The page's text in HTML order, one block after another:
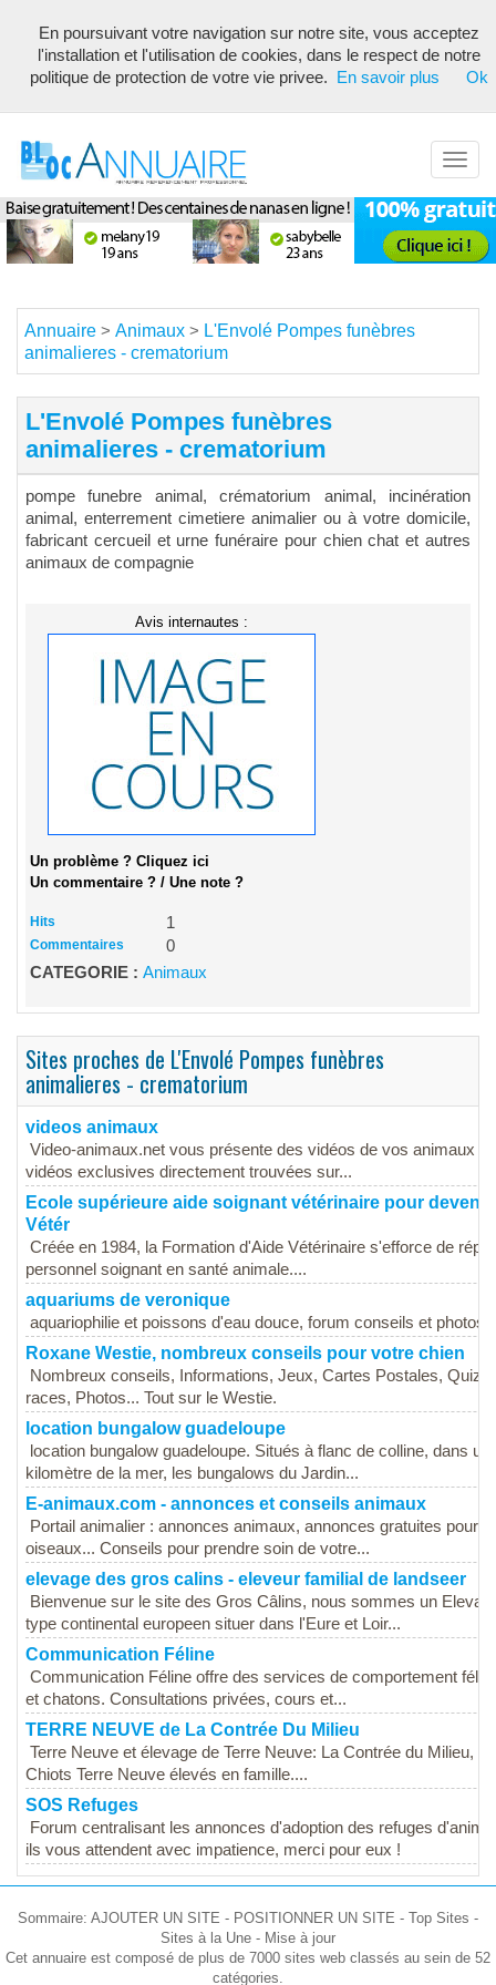
Annuaire référencement pour les webmasters, optimisé seo avec
description unique de votre fiche pour proposer du contenu pertinent
pour les moteurs de recherche ! Optimiser vos fiches
Annuaire > Animaux > L'Envolé Pompes funèbres
animalieres - crematorium
L'Envolé Pompes funèbres
animalieres - crematorium
pompe funebre animal, crématorium animal, incinération
animal, enterrement cimetiere animalier ou à votre domicile,
fabricant cercueil et urne funéraire pour chien chat et autres
animaux de compagnie
Avis internautes :
Un problème ? Cliquez ici
Un commentaire ? / Une note ?
Hits 1
Commentaires
0
CATEGORIE : Animaux
Sites proches de L'Envolé Pompes funèbres
animalieres - crematorium
videos animaux
Video-animaux.net vous présente des vidéos de vos animaux
vidéos exclusives directement trouvées sur...
Ecole supérieure aide soignant vétérinaire pour
Vétér
Créée en 1984, la Formation d'Aide Vétérinaire s'efforce de
personnel soignant en santé animale....
aquariums de veronique
aquariophilie et poissons d'eau douce, forum conseils et photos
Roxane Westie, nombreux conseils pour votre chien
Nombreux conseils, Informations, Jeux, Cartes Postales, Quiz,
races, Photos... Tout sur le Westie.
location bungalow guadeloupe
location bungalow guadeloupe. Situés à flanc de colline, dans
kilomètre de la mer, les bungalows du Jardin...
E-animaux.com - annonces et conseils animaux
Portail animalier : annonces animaux, annonces gratuites pour
oiseaux... Conseils pour prendre soin de votre...
elevage des gros calins - eleveur familial de landseer
Bienvenue sur le site des Gros Câlins, nous sommes un
type continental europeen situer dans l'Eure et Loir...
Communication Féline
Communication Féline offre des services de comportement
et chatons. Consultations privées, cours et...
TERRE NEUVE de La Contrée Du Milieu
Terre Neuve et élevage de Terre Neuve: La Contrée du Milieu,
Chiots Terre Neuve élevés en famille....
SOS Refuges
Forum centralisant les annonces d'adoption des refuges
ils vous attendent avec impatience, merci pour eux !
Sommaire: AJOUTER UN SITE - POSITIONNER UN SITE - Top Sites -
Sites à la Une - Mise à jour
Cet annuaire est composé de plus de 7000 sites web classés au sein de 52
catégories.
En poursuivant votre navigation sur notre site, vous acceptez
l'installation et l'utilisation de cookies, dans le respect de notre
politique de protection de votre vie privee.
En savoir plus Ok